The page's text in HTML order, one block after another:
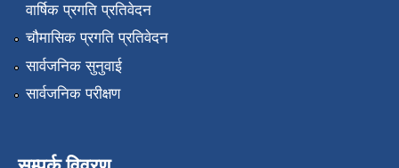
वार्षिक प्रगति प्रतिवेदन
चौमासिक प्रगति प्रतिवेदन
सार्वजनिक सुनुवाई
सार्वजनिक परीक्षण